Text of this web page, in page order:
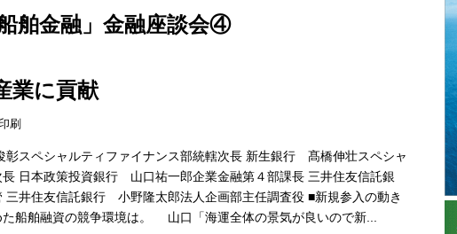
舶金融」金融座談会④
業に貢献
刷
スペシャルティファイナンス部統轄次長 新生銀行 髙橋伸壮スペシャ
長 日本政策投資銀行 山口祐一郎企業金融第４部課長 三井住友信託銀
井住友信託銀行 小野隆太郎法人企画部主任調査役 ■新規参入の動き
舶融資の競争環境は。 山口「海運全体の景気が良いので新...